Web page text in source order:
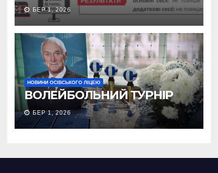
БЕР 1, 2026
НОВИНИ ОСІВСЬКОГО ЛІЦЕЮ
ВОЛЕЙБОЛЬНИЙ ТУРНІР
БЕР 1, 2026